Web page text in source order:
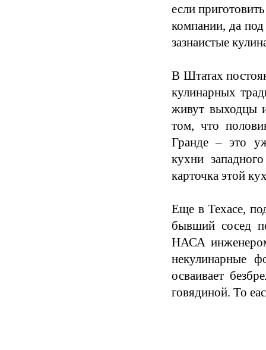
если
компании, да под
зазнаистые
В Штатах
кулинарных
живут выходцы
том, что
Гранде – это
кухни
карточка этой
Еще в Техасе,
бывший сосед
НАСА
некулинарные
осваивает
говядиной. To